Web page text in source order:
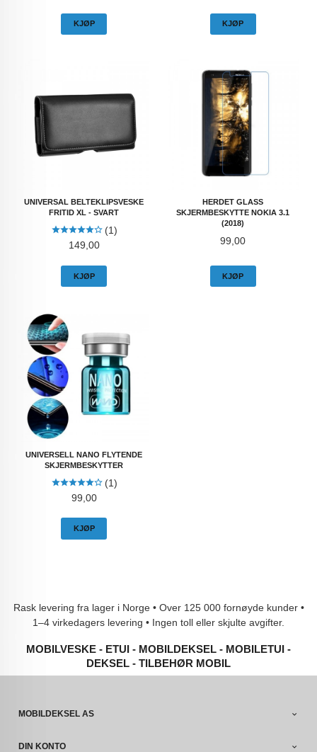
KJØP KJØP
UNIVERSAL BELTEKLIPSVESKE
FRITID XL - SVART
(1)
Pris
149,00
KJØP
HERDET GLASS
SKJERMBESKYTTE NOKIA 3.1
(2018)
Pris
99,00
KJØP
UNIVERSELL NANO FLYTENDE
SKJERMBESKYTTER
(1)
Pris
99,00
KJØP
Rask levering fra lager i Norge • Over 125 000 fornøyde kunder •
1–4 virkedagers levering • Ingen toll eller skjulte avgifter.
MOBILVESKE - ETUI - MOBILDEKSEL - MOBILETUI -
DEKSEL - TILBEHØR MOBIL
MOBILDEKSEL AS
DIN KONTO